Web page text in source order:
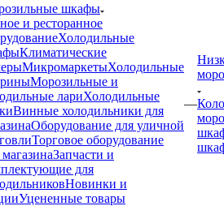
шкафы
и ресторанное
Холодильные
Климатические
МикромаркетыХолодильные
Морозильные и
лариХолодильные
Винные холодильники для
Оборудование для уличной
Торговое оборудование
магазинаЗапчасти и
для
Новинки и
Уцененные товары
—